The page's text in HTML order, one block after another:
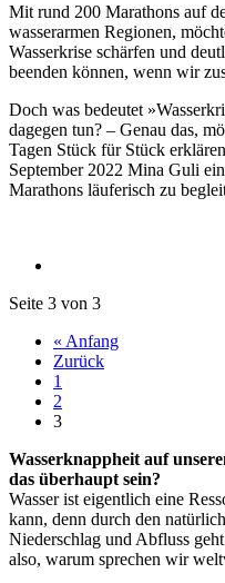
Mit rund 200 Marathons auf
wasserarmen Regionen,
Wasserkrise schärfen und
beenden können, wenn wir
Doch was bedeutet
dagegen tun? – Genau das,
Tagen Stück für Stück
September 2022 Mina Guli
Marathons läuferisch zu
Seite 3 von 3
« Anfang
Zurück
1
2
3
Wasserknappheit auf
das überhaupt sein?
Wasser ist eigentlich eine
kann, denn durch den
Niederschlag und Abfluss
also, warum sprechen wir